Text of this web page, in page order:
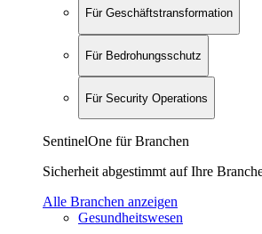
Für Geschäftstransformation
Für Bedrohungsschutz
Für Security Operations
SentinelOne für Branchen
Sicherheit abgestimmt auf Ihre
Alle Branchen anzeigen
Gesundheitswesen